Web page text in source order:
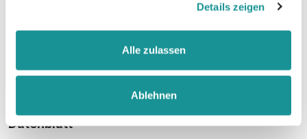
Details zeigen
Alle zulassen
Ablehnen
Größentabelle
Datenblatt